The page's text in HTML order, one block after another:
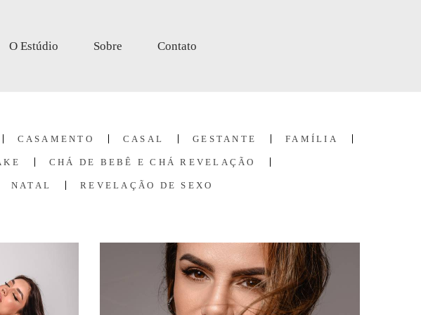
O Estúdio Sobre Contato
CASAMENTO CASAL GESTANTE FAMÍLIA
CHÁ DE BEBÊ E CHÁ REVELAÇÃO
NATAL REVELAÇÃO DE SEXO